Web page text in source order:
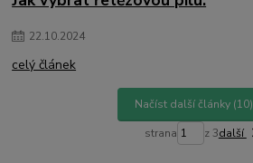
22.10.2024
celý článek
Načíst další články (10)
strana z 3další